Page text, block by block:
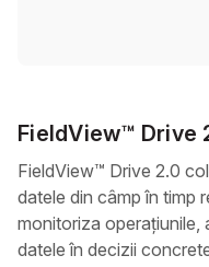
FieldView™ Drive
FieldView™ Drive 2.0
datele din câmp în timp
monitoriza operațiunile,
datele în decizii